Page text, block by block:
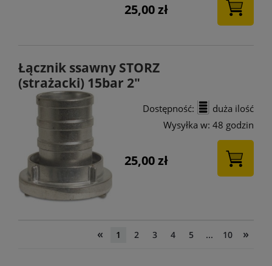
25,00 zł
Łącznik ssawny STORZ
(strażacki) 15bar 2"
Dostępność:
duża ilość
Wysyłka w: 48 godzin
25,00 zł
« 1 2 3 4 5 ... 10 »